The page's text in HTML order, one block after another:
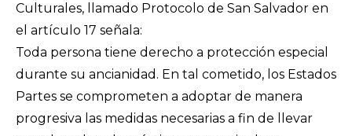
Culturales, llamado Protocolo de San Salvador en
el artículo 17 señala:
Toda persona tiene derecho a protección especial
durante su ancianidad. En tal cometido, los Estados
Partes se comprometen a adoptar de manera
progresiva las medidas necesarias a fin de llevar